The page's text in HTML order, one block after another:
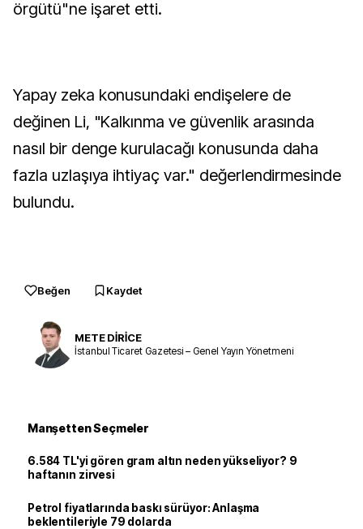
örgütü"ne işaret etti.
Yapay zeka konusundaki endişelere de
değinen Li, "Kalkınma ve güvenlik arasında
nasıl bir denge kurulacağı konusunda daha
fazla uzlaşıya ihtiyaç var." değerlendirmesinde
bulundu.
Beğen Kaydet
METE DİRİCE
İstanbul Ticaret Gazetesi – Genel Yayın Yönetmeni
Manşetten Seçmeler
6.584 TL'yi gören gram altın neden yükseliyor? 9
haftanın zirvesi
Petrol fiyatlarında baskı sürüyor: Anlaşma
beklentileriyle 79 dolarda